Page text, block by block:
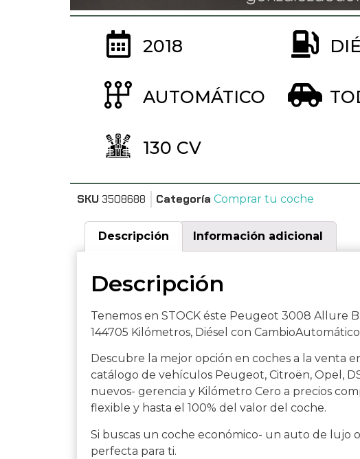
2018
AUTOMÁTICO
130 CV
SKU 3508688 Categoría Comprar tu coche
Descripción Información adicional
Descripción
Tenemos en STOCK éste Peugeot 3008 Allure
144705 Kilómetros, Diésel con CambioAutomático
Descubre la mejor opción en coches a la venta
catálogo de vehículos Peugeot, Citroën, Opel,
nuevos- gerencia y Kilómetro Cero a precios
flexible y hasta el 100% del valor del coche.
Si buscas un coche económico- un auto de lujo
perfecta para ti.